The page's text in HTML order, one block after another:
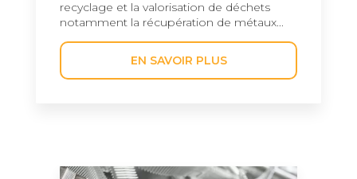
recyclage et la valorisation de déchets
notamment la récupération de métaux...
EN SAVOIR PLUS